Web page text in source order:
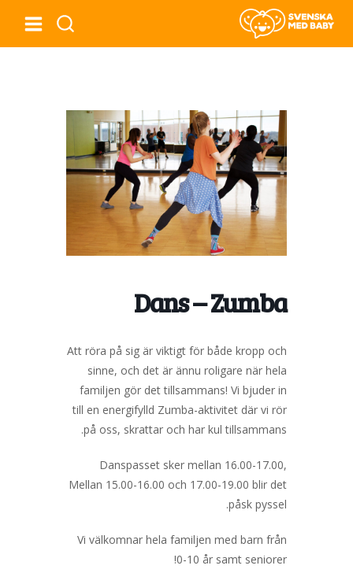
Dans – Zumba
Att röra på sig är viktigt för både kropp och
sinne, och det är ännu roligare när hela
familjen gör det tillsammans! Vi bjuder in
till en energifylld Zumba-aktivitet där vi rör
på oss, skrattar och har kul tillsammans.
Danspasset sker mellan 16.00-17.00,
Mellan 15.00-16.00 och 17.00-19.00 blir det
påsk pyssel.
Vi välkomnar hela familjen med barn från
0-10 år samt seniorer!